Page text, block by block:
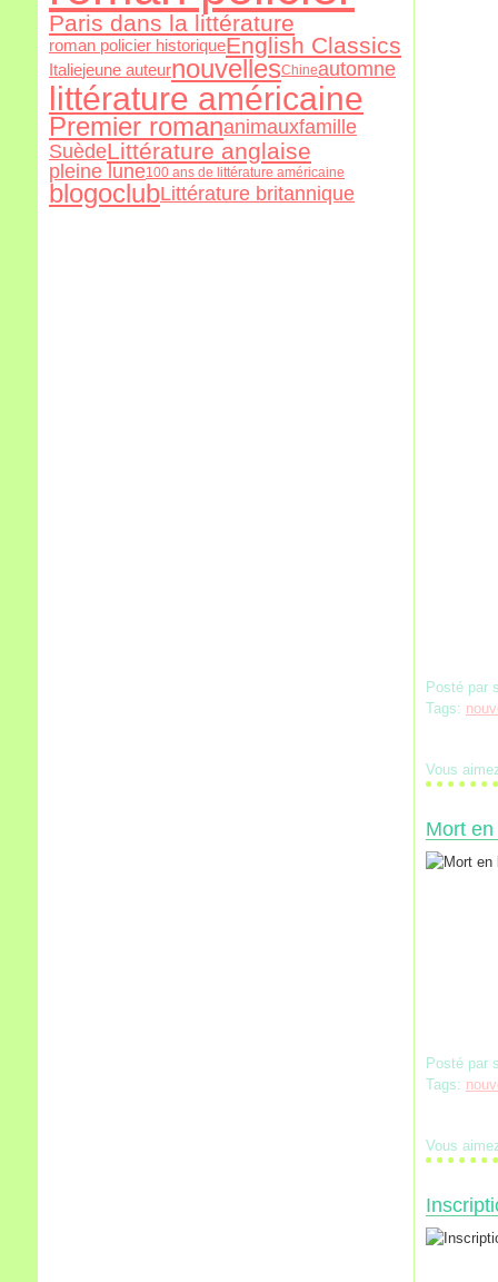
Paris dans la littérature
roman policier historiqueEnglish Classics
Italiejeune auteurnouvellesChineautomne
littérature américaine
Premier romananimauxfamille
SuèdeLittérature anglaise
pleine lune100 ans de littérature américaine
blogoclubLittérature britannique
Posté par
Tags:
Vous
Mort
Posté par
Tags:
Vous